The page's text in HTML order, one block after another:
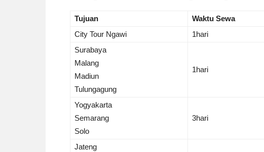
Tujuan Waktu Sewa
City Tour Ngawi
1hari
Surabaya
Malang
Madiun
Tulungagung
1hari
Yogyakarta
Semarang
Solo
3hari
Jateng